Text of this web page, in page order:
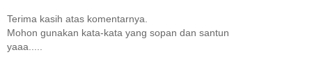
Terima kasih atas komentarnya.
Mohon gunakan kata-kata yang sopan dan santun
yaaa.....